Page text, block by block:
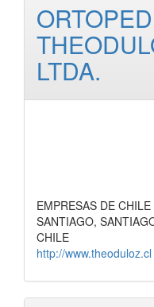
LTDA.
EMPRESAS DE
SANTIAGO,
CHILE
http://www.theoduloz.cl